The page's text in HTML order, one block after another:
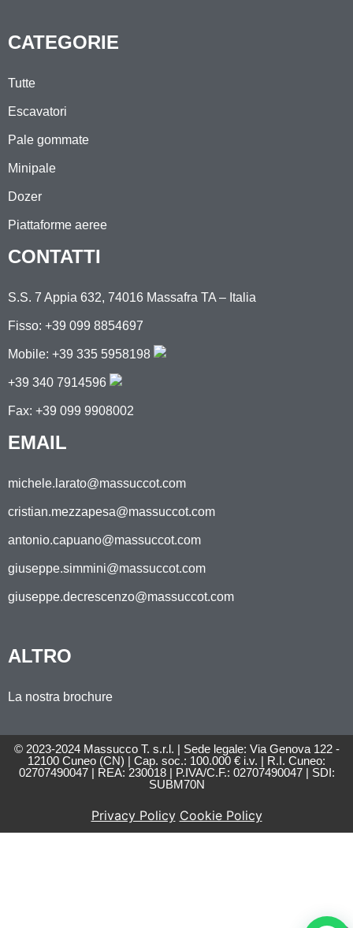
CATEGORIE
Tutte
Escavatori
Pale gommate
Minipale
Dozer
Piattaforme aeree
CONTATTI
S.S. 7 Appia 632, 74016 Massafra TA – Italia
Fisso: +39 099 8854697
Mobile: +39 335 5958198
+39 340 7914596
Fax: +39 099 9908002
EMAIL
michele.larato@massuccot.com
cristian.mezzapesa@massuccot.com
antonio.capuano@massuccot.com
giuseppe.simmini@massuccot.com
giuseppe.decrescenzo@massuccot.com
ALTRO
La nostra brochure
© 2023-2024 Massucco T. s.r.l. | Sede legale: Via Genova 122 -
12100 Cuneo (CN) | Cap. soc.: 100.000 € i.v. | R.I. Cuneo:
02707490047 | REA: 230018 | P.IVA/C.F.: 02707490047 | SDI:
SUBM70N
Privacy Policy Cookie Policy